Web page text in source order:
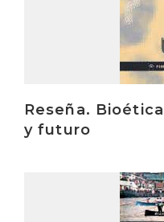
Reseña.
y futuro